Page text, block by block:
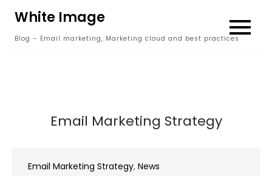
content
White Image
Blog – Email marketing, Marketing cloud and best practices
Email Marketing Strategy
Email Marketing Strategy, News